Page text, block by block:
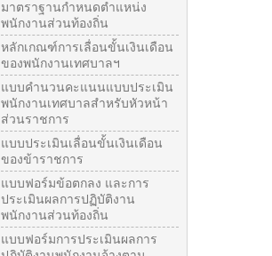
มาตราฐานกำหนดตำแหน่ง
พนักงานส่วนท้องถิ่น
หลักเกณฑ์การเลื่อนขั้นเงินเดือน
ของพนักงานเทศบาลฯ
แบบคำนวนคะแนนแบบประเมิน
พนักงานเทศบาลสำหรับหัวหน้า
ส่วนราชการ
แบบประเมินเลื่อนขั้นเงินเดือน
ของข้าราชการ
แบบฟอร์มข้อตกลง และการ
ประเมินผลการปฏิบัติงาน
พนักงานส่วนท้องถิ่น
แบบฟอร์มการประเมินผลการ